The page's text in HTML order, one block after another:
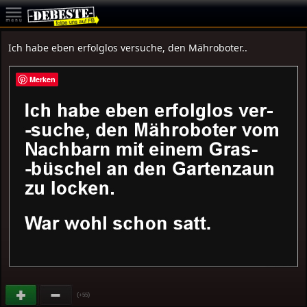
Ich habe eben erfolglos versuche, den Mähroboter..
(+55)
Merken